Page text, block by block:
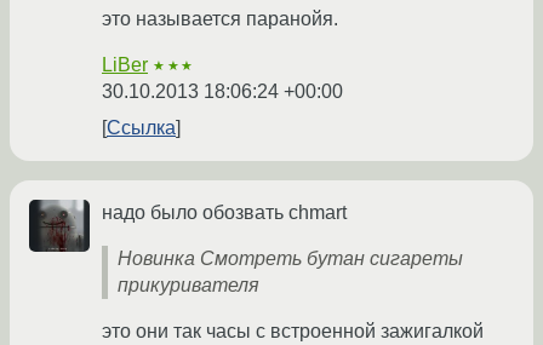
это называется паранойя.
LiBer ★★★
30.10.2013 18:06:24 +00:00
Ссылка
надо было обозвать chmart
Новинка Смотреть бутан сигареты
прикуривателя
это они так часы с встроенной зажигалкой